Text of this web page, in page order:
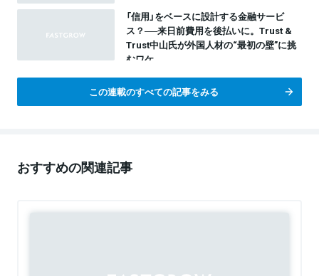
「信用」をベースに設計する金融サービ
ス？──来日前費用を後払いに。Trust &
Trust中山氏が外国人材の“最初の壁”に挑
むワケ
この連載のすべての記事をみる
おすすめの関連記事